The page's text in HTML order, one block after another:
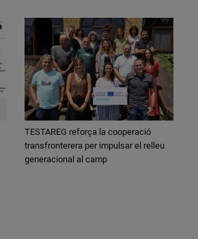
TESTAREG reforça la cooperació
transfronterera per impulsar el relleu
generacional al camp